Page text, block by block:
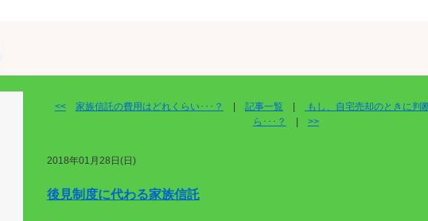
<< 家族信託の費用はどれくらい･･･？ 記事一覧
もし、自宅売却のときに判
ら･･･？
>>
2018年01月28日(日)
後見制度に代わる家族信託